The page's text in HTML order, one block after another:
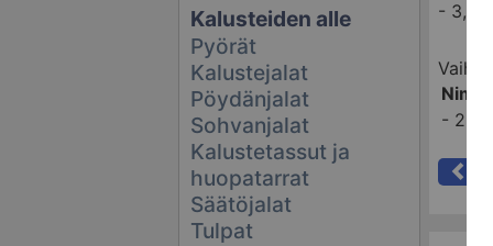
Kalusteiden alle
Pyörät
Kalustejalat
Pöydänjalat
Sohvanjalat
Kalustetassut ja
huopatarrat
Säätöjalat
Tulpat
- 3,5
Nimi
- 250